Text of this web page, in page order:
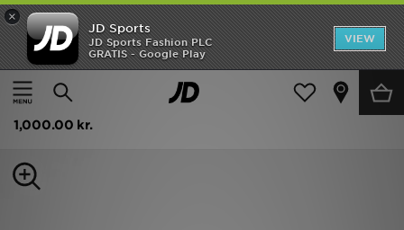
×
JD Sports
JD Sports Fashion PLC
GRATIS - Google Play
VIEW
Hjem
Herrer Herresko Trainers
Nike Air Force 1 Low
1,000.00 kr.
Hjem
Udsalg
Damer